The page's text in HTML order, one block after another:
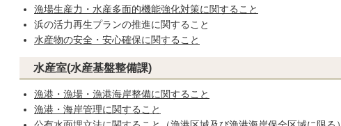
漁場生産力・水産多面的機能強化対策に関すること
浜の活力再生プランの推進に関すること
水産物の安全・安心確保に関すること
水産室(水産基盤整備課)
漁港・漁場・漁港海岸整備に関すること
漁港・海岸管理に関すること